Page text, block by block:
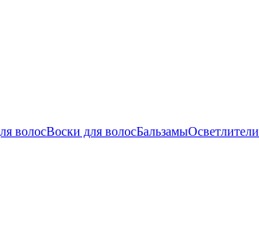
волосВоски для волосБальзамы